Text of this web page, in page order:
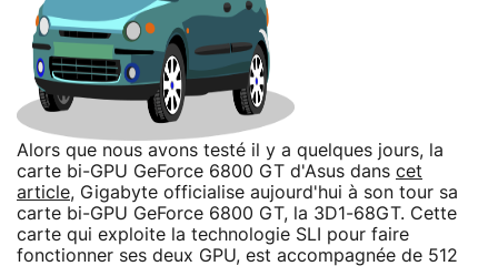
Alors que nous avons testé il y a quelques jours, la
carte bi-GPU GeForce 6800 GT d'Asus dans cet
article, Gigabyte officialise aujourd'hui à son tour sa
carte bi-GPU GeForce 6800 GT, la 3D1-68GT. Cette
carte qui exploite la technologie SLI pour faire
fonctionner ses deux GPU, est accompagnée de 512